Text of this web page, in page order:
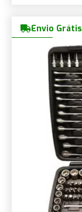
Envio Grátis